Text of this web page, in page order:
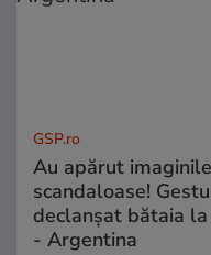
GSP.ro
Au apărut
scandaloase!
declanșat bătaia
- Argentina